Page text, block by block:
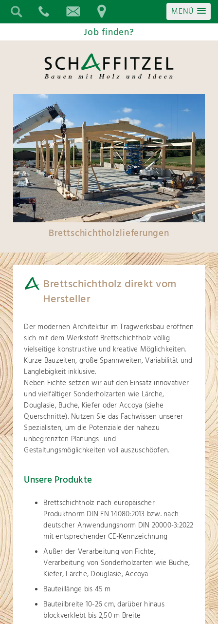
MENÜ
Job finden?
Brettschichtholzlieferungen
Brettschichtholz direkt vom
Hersteller
Der modernen Architektur im Tragwerksbau eröffnen
sich mit dem Werkstoff Brettschichtholz völlig
vielseitige konstruktive und kreative Möglichkeiten.
Kurze Bauzeiten, große Spannweiten, Variabilität und
Langlebigkeit inklusive.
Neben Fichte setzen wir auf den Einsatz innovativer
und vielfältiger Sonderholzarten wie Lärche,
Douglasie, Buche, Kiefer oder Accoya (siehe
Querschnitte). Nutzen Sie das Fachwissen unserer
Spezialisten, um die Potenziale der nahezu
unbegrenzten Planungs- und
Gestaltungsmöglichkeiten voll auszuschöpfen.
Unsere Produkte
Brettschichtholz nach europäischer
Produktnorm DIN EN 14080:2013 bzw. nach
deutscher Anwendungsnorm DIN 20000-3:2022
mit entsprechender CE-Kennzeichnung
Außer der Verarbeitung von Fichte,
Verarbeitung von Sonderholzarten wie Buche,
Kiefer, Lärche, Douglasie, Accoya
Bauteillänge bis 45 m
Bauteilbreite 10-26 cm, darüber hinaus
blockverklebt bis 2,50 m Breite